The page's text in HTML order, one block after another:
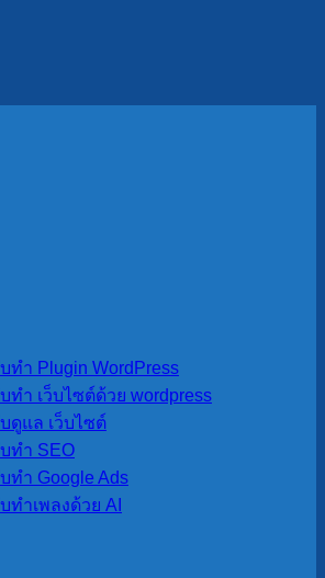
ทำ Plugin WordPress
ทำ เว็บไซต์ด้วย wordpress
ดูแล เว็บไซต์
ทำ SEO
ทำ Google Ads
ทำเพลงด้วย AI